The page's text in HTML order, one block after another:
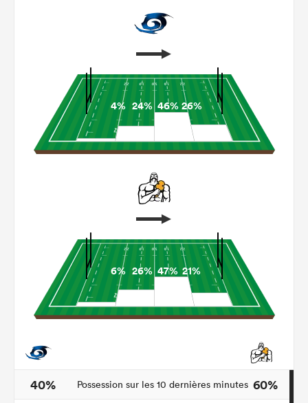
4% 24% 46% 26%
6% 26% 47% 21%
40% Possession sur les 10 dernières minutes 60%